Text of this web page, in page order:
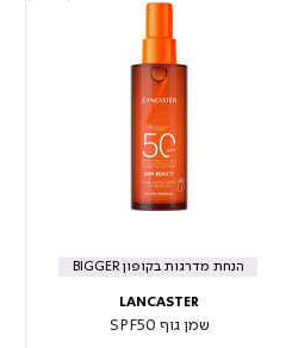
הנחת מדרגות בקופון BIGGER
LANCASTER
שמן גוף SPF50